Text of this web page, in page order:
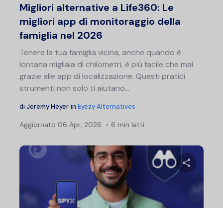
Migliori alternative a Life360: Le
migliori app di monitoraggio della
famiglia nel 2026
Tenere la tua famiglia vicina, anche quando è
lontana migliaia di chilometri, è più facile che mai
grazie alle app di localizzazione. Questi pratici
strumenti non solo ti aiutano...
di Jeremy Heyer in Eyezy Alternatives
Aggiornato 06 Apr, 2026 6 min letti